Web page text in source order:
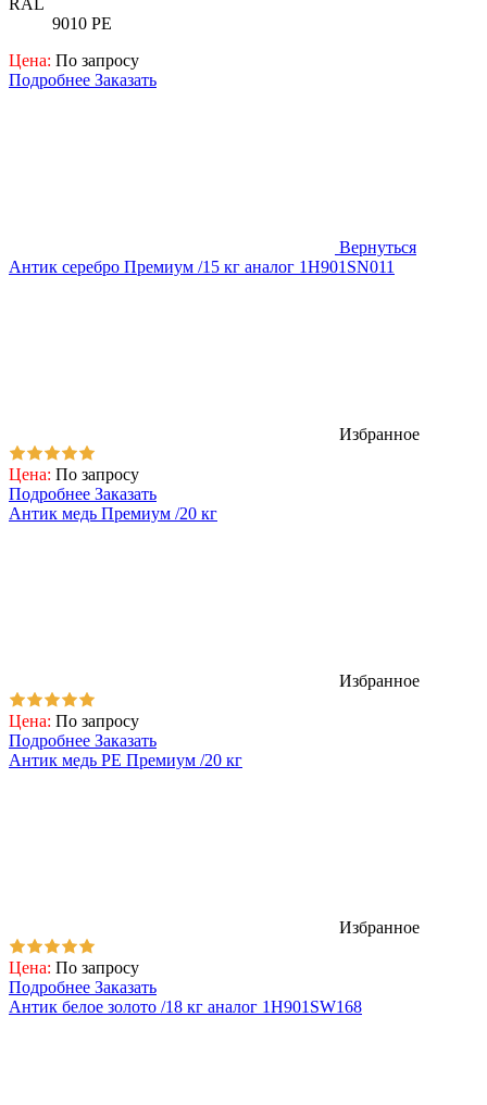
9010 PE
Цена: По запросу
Подробнее Заказать
Вернуться
Антик серебро Премиум /15 кг аналог 1H901SN011
Избранное
Цена: По запросу
Подробнее Заказать
Антик медь Премиум /20 кг
Избранное
Цена: По запросу
Подробнее Заказать
Антик медь PE Премиум /20 кг
Избранное
Цена: По запросу
Подробнее Заказать
Антик белое золото /18 кг аналог 1H901SW168